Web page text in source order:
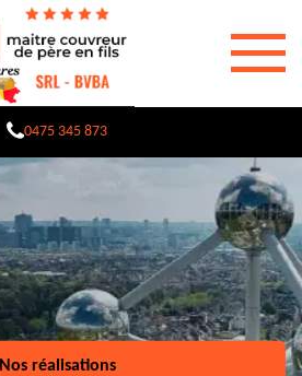
0475 345 873
Nos réalisations